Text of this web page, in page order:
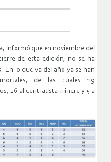
informó que en noviembre del
de esta edición, no se ha
En lo que va del año ya se han
de las cuales 19
16 al contratista minero y 5 a